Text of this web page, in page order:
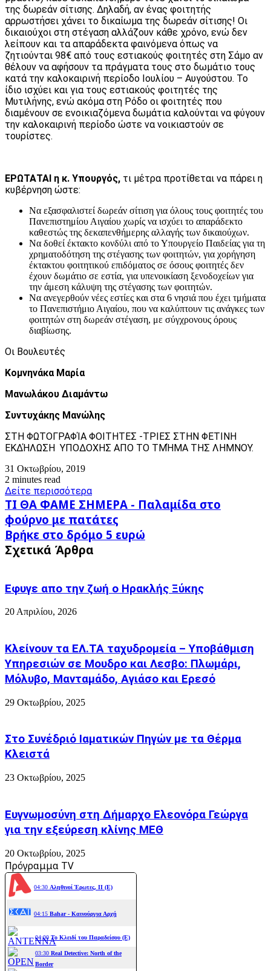
της δωρεάν σίτισης. Δηλαδή, αν ένας φοιτητής
αρρωστήσει χάνει το δικαίωμα της δωρεάν σίτισης! Οι
δικαιούχοι στη στέγαση αλλάζουν κάθε χρόνο, ενώ δεν
λείπουν και τα απαράδεκτα φαινόμενα όπως να
ζητιούνται 98€ από τους εστιακούς φοιτητές στη Σάμο αν
θέλουν να αφήσουν τα πράγματα τους στο δωμάτιο τους
κατά την καλοκαιρινή περίοδο Ιουλίου – Αυγούστου. Το
ίδιο ισχύει και για τους εστιακούς φοιτητές της
Μυτιλήνης, ενώ ακόμα στη Ρόδο οι φοιτητές που
διαμένουν σε ενοικιαζόμενα δωμάτια καλούνται να φύγουν
την καλοκαιρινή περίοδο ώστε να νοικιαστούν σε
τουρίστες.
ΕΡΩΤΑΤΑΙ η κ. Υπουργός, τι μέτρα προτίθεται να πάρει η
κυβέρνηση ώστε:
Να εξασφαλιστεί δωρεάν σίτιση για όλους τους φοιτητές του
Πανεπιστημίου Αιγαίου χωρίς να ισχύει το απαράδεκτο
καθεστώς της δεκαπενθήμερης αλλαγής των δικαιούχων.
Να δοθεί έκτακτο κονδύλι από το Υπουργείο Παιδείας για τη
χρηματοδότηση της στέγασης των φοιτητών, για χορήγηση
έκτακτου φοιτητικού επιδόματος σε όσους φοιτητές δεν
έχουν δωμάτιο σε εστία, για υπενοικίαση ξενοδοχείων για
την άμεση κάλυψη της στέγασης των φοιτητών.
Να ανεγερθούν νέες εστίες και στα 6 νησιά που έχει τμήματα
το Πανεπιστήμιο Αιγαίου, που να καλύπτουν τις ανάγκες των
φοιτητών στη δωρεάν στέγαση, με σύγχρονους όρους
διαβίωσης.
Οι Βουλευτές
Κομνηνάκα Μαρία
Μανωλάκου Διαμάντω
Συντυχάκης Μανώλης
ΣΤΗ ΦΩΤΟΓΡΑΦΊΑ ΦΟΙΤΗΤΕΣ -ΤΡΙΕΣ ΣΤΗΝ ΦΕΤΙΝΗ
ΕΚΔΉΛΩΣΗ ΥΠΟΔΟΧΗΣ ΑΠΟ ΤΟ ΤΜΉΜΑ ΤΗΣ ΛΗΜΝΟΥ.
31 Οκτωβρίου, 2019
2 minutes read
Δείτε περισσότερα
ΤΙ
ΘΑ
ΦΑΜΕ
ΣΗΜΕΡΑ
-
Παλαμίδα
φούρνο
με
πατάτες
ΤΙ ΘΑ ΦΑΜΕ ΣΗΜΕΡΑ - Παλαμίδα στο
φούρνο με πατάτες
Βρήκε
στο
δρόμο
Βρήκε στο δρόμο 5 ευρώ
Σχετικά Άρθρα
Εφυγε απο την ζωή o Ηρακλής Ξύκης
20 Απριλίου, 2026
Κλείνουν τα ΕΛ.ΤΑ ταχυδρομεία – Υποβάθμιση
Υπηρεσιών σε Μουδρο και Λεσβο: Πλωμάρι,
Μόλυβο, Μανταμάδο, Αγιάσο και Ερεσό
29 Οκτωβρίου, 2025
Στο Συνέδριό Ιαματικών Πηγών με τα Θέρμα
Κλειστά
23 Οκτωβρίου, 2025
Ευγνωμοσύνη στη Δήμαρχο Ελεονόρα Γεώργα
για την εξεύρεση κλίνης ΜΕΘ
20 Οκτωβρίου, 2025
Πρόγραμμα TV